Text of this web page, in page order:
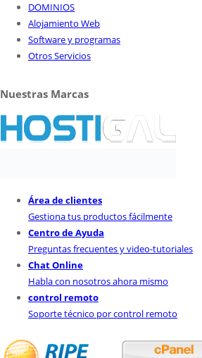
DOMINIOS
Alojamiento Web
Software y programas
Otros Servicios
Nuestras Marcas
Área de clientes
Gestiona tus productos fácilmente
Centro de Ayuda
Preguntas frecuentes y video-tutoriales
Chat Online
Habla con nosotros ahora mismo
control remoto
Soporte técnico por control remoto